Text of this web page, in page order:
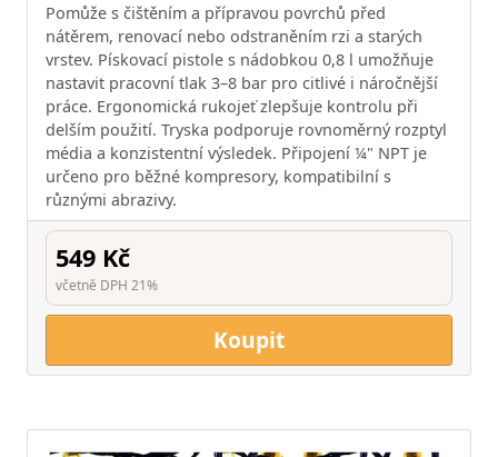
Pomůže s čištěním a přípravou povrchů před
nátěrem, renovací nebo odstraněním rzi a starých
vrstev. Pískovací pistole s nádobkou 0,8 l umožňuje
nastavit pracovní tlak 3–8 bar pro citlivé i náročnější
práce. Ergonomická rukojeť zlepšuje kontrolu při
delším použití. Tryska podporuje rovnoměrný rozptyl
média a konzistentní výsledek. Připojení ¼" NPT je
určeno pro běžné kompresory, kompatibilní s
různými abrazivy.
549 Kč
včetně DPH 21%
Koupit